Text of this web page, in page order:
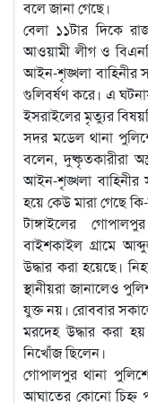
বলে জানা গেছে।
বেলা ১১টার দিকে
আওয়ামী লীগ ও
আইন-শৃঙ্খলা বাহিনীর
গুলিবর্ষণ করে। এ
ইসরাইলের মৃত্যুর
সদর মডেল থানা
বলেন, দুষ্কৃতকারীরা
আইন-শৃঙ্খলা বাহিনীর
হয়ে কেউ মারা গেছে
টাঙ্গাইলের
বাইশকাইল গ্রামে
উদ্ধার করা হয়েছে।
স্থানীয়রা জানালেও
যুক্ত নয়। রোববার
মরদেহ উদ্ধার করা
নিখোঁজ ছিলেন।
গোপালপুর থানা
আঘাতের কোনো চিহ্ন